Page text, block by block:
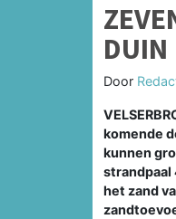
DUIN
Door
komende
kunnen
strandpaal
het zand